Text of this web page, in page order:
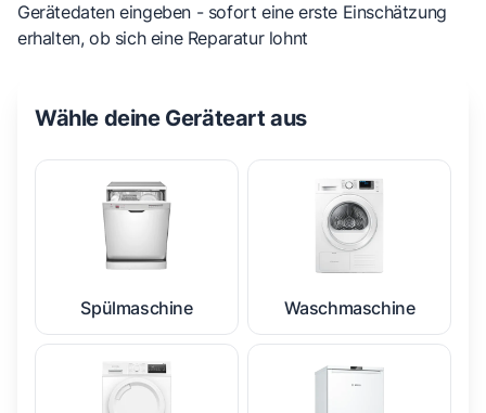
Gerätedaten eingeben - sofort eine erste Einschätzung
erhalten, ob sich eine Reparatur lohnt
Wähle deine Geräteart aus
Spülmaschine Waschmaschine